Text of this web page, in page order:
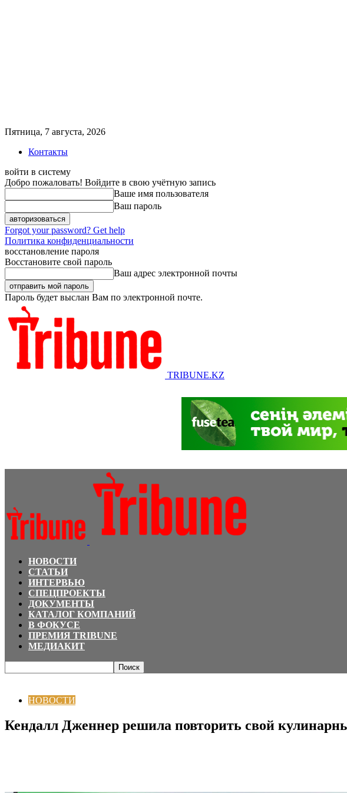
Пятница, 7 августа, 2026
Контакты
войти в систему
Добро пожаловать! Войдите в свою учётную запись
Ваше имя пользователя
Ваш пароль
Forgot your password? Get help
Политика конфиденциальности
восстановление пароля
Восстановите свой пароль
Ваш адрес электронной почты
Пароль будет выслан Вам по электронной почте.
TRIBUNE.KZ
НОВОСТИ
СТАТЬИ
ИНТЕРВЬЮ
СПЕЦПРОЕКТЫ
ДОКУМЕНТЫ
КАТАЛОГ КОМПАНИЙ
В ФОКУСЕ
ПРЕМИЯ TRIBUNE
МЕДИАКИТ
НОВОСТИ
Кендалл Дженнер решила повторить свой